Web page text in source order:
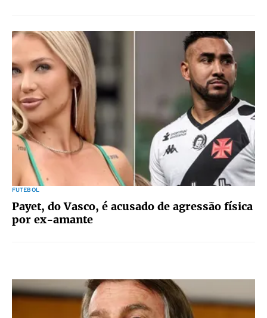
FUTEBOL
Payet, do Vasco, é acusado de agressão física
por ex-amante